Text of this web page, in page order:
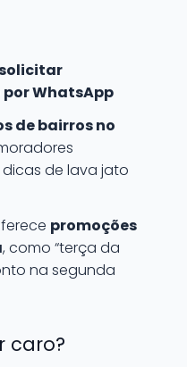
WhatsApp
de bairros no
de lava jato
promoções
, como “terça da
na segunda
caro?